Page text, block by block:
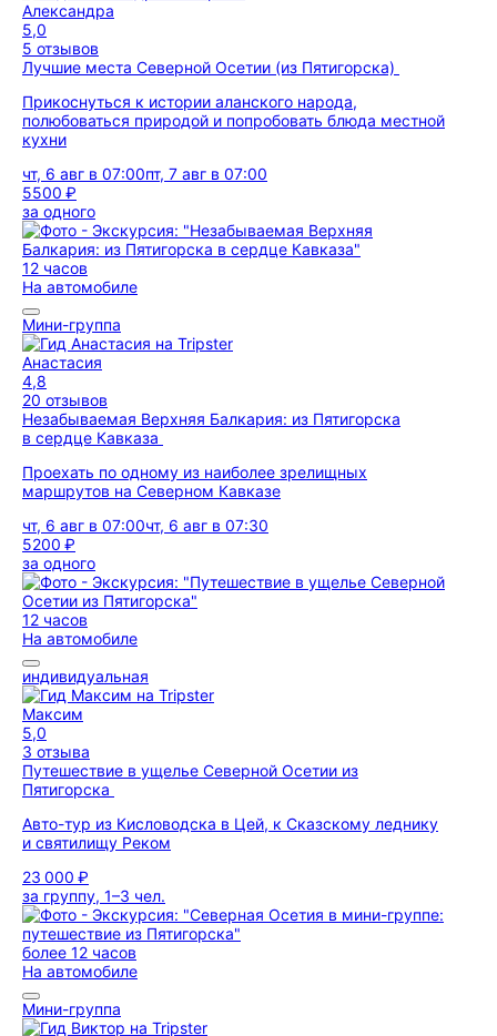
Александра
5,0
5 отзывов
Лучшие места Северной Осетии (из Пятигорска)
Прикоснуться к истории аланского народа,
полюбоваться природой и попробовать блюда местной
кухни
чт, 6 авг в 07:00пт, 7 авг в 07:00
5500 ₽
за одного
12 часов
На автомобиле
Мини-группа
Анастасия
4,8
20 отзывов
Незабываемая Верхняя Балкария: из Пятигорска
в сердце Кавказа
Проехать по одному из наиболее зрелищных
маршрутов на Северном Кавказе
чт, 6 авг в 07:00чт, 6 авг в 07:30
5200 ₽
за одного
12 часов
На автомобиле
индивидуальная
Максим
5,0
3 отзыва
Путешествие в ущелье Северной Осетии из
Пятигорска
Авто-тур из Кисловодска в Цей, к Сказскому леднику
и святилищу Реком
23 000 ₽
за группу, 1–3 чел.
более 12 часов
На автомобиле
Мини-группа